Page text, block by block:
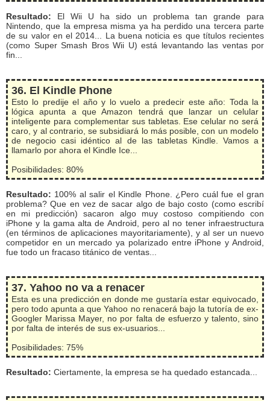
Resultado: El Wii U ha sido un problema tan grande para
Nintendo, que la empresa misma ya ha perdido una tercera parte
de su valor en el 2014... La buena noticia es que títulos recientes
(como Super Smash Bros Wii U) está levantando las ventas por
fin...
36. El Kindle Phone
Esto lo predije el año y lo vuelo a predecir este año: Toda la
lógica apunta a que Amazon tendrá que lanzar un celular
inteligente para complementar sus tabletas. Ese celular no será
caro, y al contrario, se subsidiará lo más posible, con un modelo
de negocio casi idéntico al de las tabletas Kindle. Vamos a
llamarlo por ahora el Kindle Ice...
Posibilidades: 80%
Resultado: 100% al salir el Kindle Phone. ¿Pero cuál fue el gran
problema? Que en vez de sacar algo de bajo costo (como escribí
en mi predicción) sacaron algo muy costoso compitiendo con
iPhone y la gama alta de Android, pero al no tener infraestructura
(en términos de aplicaciones mayoritariamente), y al ser un nuevo
competidor en un mercado ya polarizado entre iPhone y Android,
fue todo un fracaso titánico de ventas...
37. Yahoo no va a renacer
Esta es una predicción en donde me gustaría estar equivocado,
pero todo apunta a que Yahoo no renacerá bajo la tutoría de ex-
Googler Marissa Mayer, no por falta de esfuerzo y talento, sino
por falta de interés de sus ex-usuarios...
Posibilidades: 75%
Resultado: Ciertamente, la empresa se ha quedado estancada...